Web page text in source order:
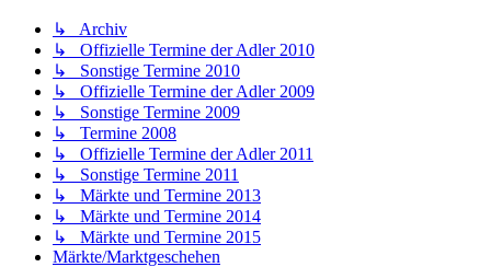
↳ Archiv
↳ Offizielle Termine der Adler 2010
↳ Sonstige Termine 2010
↳ Offizielle Termine der Adler 2009
↳ Sonstige Termine 2009
↳ Termine 2008
↳ Offizielle Termine der Adler 2011
↳ Sonstige Termine 2011
↳ Märkte und Termine 2013
↳ Märkte und Termine 2014
↳ Märkte und Termine 2015
Märkte/Marktgeschehen